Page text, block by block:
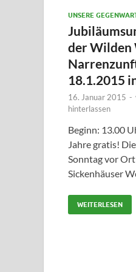
UNSERE
der Wilden
18.1.2015
16. Januar 2015 -
hinterlassen
Beginn: 13.00
Jahre gratis!
Sonntag vor
Sickenhäuser
WEITERLESEN